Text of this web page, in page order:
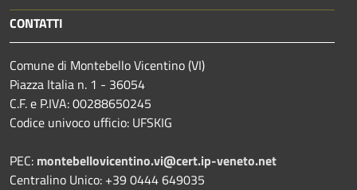
CONTATTI
Comune di Montebello Vicentino (VI)
Piazza Italia n. 1 - 36054
C.F. e P.IVA: 00288650245
Codice univoco ufficio: UFSKIG
PEC: montebellovicentino.vi@cert.ip-veneto.net
Centralino Unico: +39 0444 649035